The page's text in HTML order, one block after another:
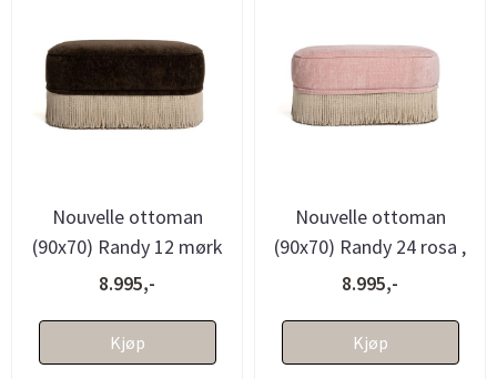
Nouvelle ottoman
(90x70) Randy 12 mørk
brun , avtagbare frynser
8.995,-
Kjøp
Nouvelle ottoman
(90x70) Randy 24 rosa ,
avtagbare frynser -
8.995,-
Kjøp